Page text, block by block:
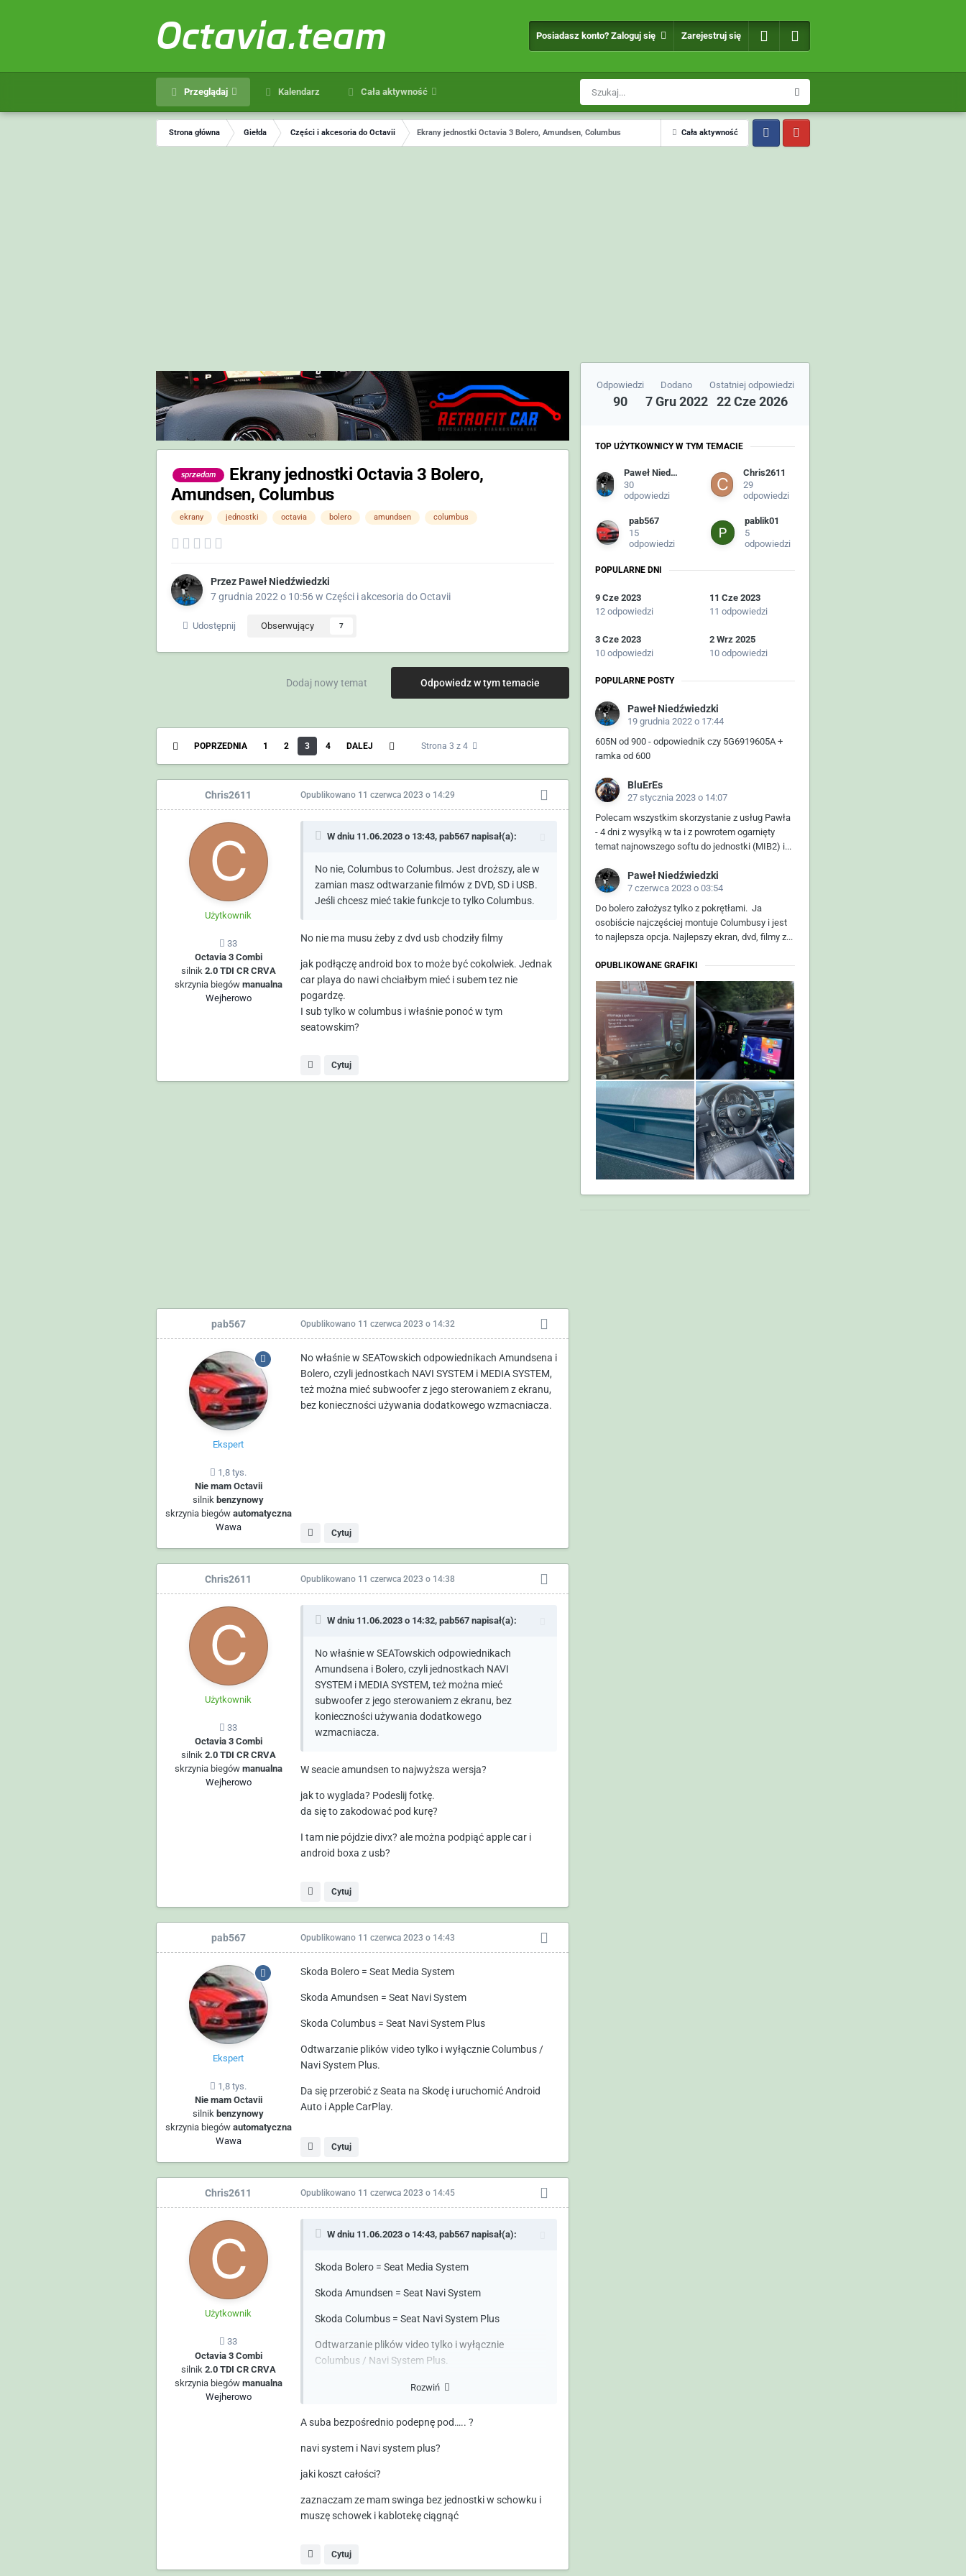
Octavia.team Posiadasz konto? Zaloguj się Zarejestruj się
Przeglądaj Kalendarz Cała aktywność
Cała aktywność
Strona główna Giełda Części i akcesoria do Octavii Ekrany jednostki Octavia 3 Bolero, Amundsen, Columbus
sprzedam
Ekrany jednostki Octavia 3 Bolero,
Amundsen, Columbus
ekrany jednostki octavia bolero amundsen columbus
Przez Paweł Niedźwiedzki
7 grudnia 2022 o 10:56w Części i akcesoria do Octavii
Udostępnij Obserwujący 7
Odpowiedz w tym temacie
Dodaj nowy temat
POPRZEDNIA 1 2 3 4 DALEJ Strona 3 z 4
Chris2611
Użytkownik
33
Octavia 3 Combi
silnik 2.0 TDI CR CRVA
skrzynia biegów manualna
Wejherowo
Opublikowano 11 czerwca 2023 o 14:29
W dniu 11.06.2023 o 13:43, pab567napisał(a):
No nie, Columbus to Columbus. Jest droższy, ale w
zamian masz odtwarzanie filmów z DVD, SD i USB.
Jeśli chcesz mieć takie funkcje to tylko Columbus.
No nie ma musu żeby z dvd usb chodziły filmy
jak podłączę android box to może być cokolwiek. Jednak
car playa do nawi chciałbym mieć i subem tez nie
pogardzę.
I sub tylko w columbus i właśnie ponoć w tym
seatowskim?
Cytuj
pab567
Ekspert
1,8 tys.
Nie mam Octavii
silnik benzynowy
skrzynia biegów automatyczna
Wawa
Opublikowano 11 czerwca 2023 o 14:32
No właśnie w SEATowskich odpowiednikach Amundsena i
Bolero, czyli jednostkach NAVI SYSTEM i MEDIA SYSTEM,
też można mieć subwoofer z jego sterowaniem z ekranu,
bez konieczności używania dodatkowego wzmacniacza.
Cytuj
Chris2611
Użytkownik
33
Octavia 3 Combi
silnik 2.0 TDI CR CRVA
skrzynia biegów manualna
Wejherowo
Opublikowano 11 czerwca 2023 o 14:38
W dniu 11.06.2023 o 14:32, pab567napisał(a):
No właśnie w SEATowskich odpowiednikach
Amundsena i Bolero, czyli jednostkach NAVI
SYSTEM i MEDIA SYSTEM, też można mieć
subwoofer z jego sterowaniem z ekranu, bez
konieczności używania dodatkowego
wzmacniacza.
W seacie amundsen to najwyższa wersja?
jak to wyglada? Podeslij fotkę.
da się to zakodować pod kurę?
I tam nie pójdzie divx? ale można podpiąć apple car i
android boxa z usb?
Cytuj
pab567
Ekspert
1,8 tys.
Nie mam Octavii
silnik benzynowy
skrzynia biegów automatyczna
Wawa
Opublikowano 11 czerwca 2023 o 14:43
Skoda Bolero = Seat Media System
Skoda Amundsen = Seat Navi System
Skoda Columbus = Seat Navi System Plus
Odtwarzanie plików video tylko i wyłącznie Columbus /
Navi System Plus.
Da się przerobić z Seata na Skodę i uruchomić Android
Auto i Apple CarPlay.
Cytuj
Chris2611
Użytkownik
33
Octavia 3 Combi
silnik 2.0 TDI CR CRVA
skrzynia biegów manualna
Wejherowo
Opublikowano 11 czerwca 2023 o 14:45
W dniu 11.06.2023 o 14:43, pab567napisał(a):
Skoda Bolero = Seat Media System
Skoda Amundsen = Seat Navi System
Skoda Columbus = Seat Navi System Plus
Odtwarzanie plików video tylko i wyłącznie
Columbus / Navi System Plus.
Da się przerobić z Seata na Skodę i uruchomić
Rozwiń
A suba bezpośrednio podepnę pod….. ?
navi system i Navi system plus?
jaki koszt całości?
zaznaczam ze mam swinga bez jednostki w schowku i
muszę schowek i kablotekę ciągnąć
Cytuj
Odpowiedzi
90
Dodano
7 Gru 2022
Ostatniej odpowiedzi
22 Cze 2026
TOP UŻYTKOWNICY W TYM TEMACIE
Paweł Niedźwiedzki
30
odpowiedzi
Chris2611
29
odpowiedzi
pab567
15
odpowiedzi
pablik01
5
odpowiedzi
POPULARNE DNI
9 Cze 2023
12 odpowiedzi
11 Cze 2023
11 odpowiedzi
3 Cze 2023
10 odpowiedzi
2 Wrz 2025
10 odpowiedzi
POPULARNE POSTY
Paweł Niedźwiedzki
19 grudnia 2022 o 17:44
605N od 900 - odpowiednik czy 5G6919605A +
ramka od 600
BluErEs
27 stycznia 2023 o 14:07
Polecam wszystkim skorzystanie z usług Pawła
- 4 dni z wysyłką w ta i z powrotem ogarnięty
temat najnowszego softu do jednostki (MIB2) i...
Paweł Niedźwiedzki
7 czerwca 2023 o 03:54
Do bolero założysz tylko z pokrętłami. Ja
osobiście najczęściej montuje Columbusy i jest
to najlepsza opcja. Najlepszy ekran, dvd, filmy z...
OPUBLIKOWANE GRAFIKI